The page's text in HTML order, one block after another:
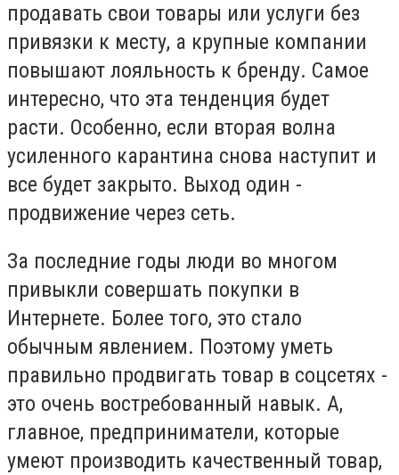
продавать свои товары или услуги без
привязки к месту, а крупные компании
повышают лояльность к бренду. Самое
интересно, что эта тенденция будет
расти. Особенно, если вторая волна
усиленного карантина снова наступит и
все будет закрыто. Выход один -
продвижение через сеть.
За последние годы люди во многом
привыкли совершать покупки в
Интернете. Более того, это стало
обычным явлением. Поэтому уметь
правильно продвигать товар в соцсетях -
это очень востребованный навык. А,
главное, предприниматели, которые
умеют производить качественный товар,